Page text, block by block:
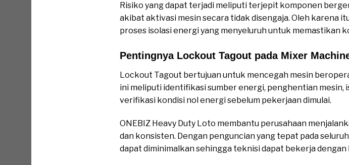
Risiko yang dapat terjadi meliputi terjepit komponen
akibat aktivasi mesin secara tidak disengaja. Oleh karena
proses isolasi energi yang menyeluruh untuk memastikan
Pentingnya Lockout Tagout pada Mixer
Lockout Tagout bertujuan untuk mencegah mesin
ini meliputi identifikasi sumber energi, penghentian mesin,
verifikasi kondisi nol energi sebelum pekerjaan dimulai.
ONEBIZ Heavy Duty Loto membantu perusahaan
dan konsisten. Dengan penguncian yang tepat pada
dapat diminimalkan sehingga teknisi dapat bekerja